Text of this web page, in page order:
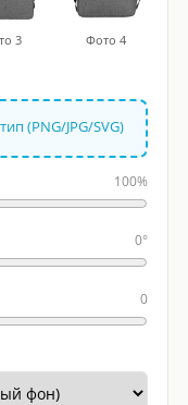
3 Фото 4
(PNG/JPG/SVG)
100%
0°
0